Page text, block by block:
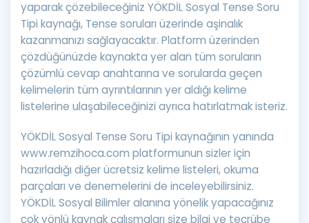
yaparak çözebileceğiniz YÖKDİL Sosyal Tense Soru
Tipi kaynağı, Tense soruları üzerinde aşinalık
kazanmanızı sağlayacaktır. Platform üzerinden
çözdüğünüzde kaynakta yer alan tüm soruların
çözümlü cevap anahtarına ve sorularda geçen
kelimelerin tüm ayrıntılarının yer aldığı kelime
listelerine ulaşabileceğinizi ayrıca hatırlatmak isteriz.
YÖKDİL Sosyal Tense Soru Tipi kaynağının yanında
www.remzihoca.com platformunun sizler için
hazırladığı diğer ücretsiz kelime listeleri, okuma
parçaları ve denemelerini de inceleyebilirsiniz.
YÖKDİL Sosyal Bilimler alanına yönelik yapacağınız
çok yönlü kaynak çalışmaları size bilgi ve tecrübe